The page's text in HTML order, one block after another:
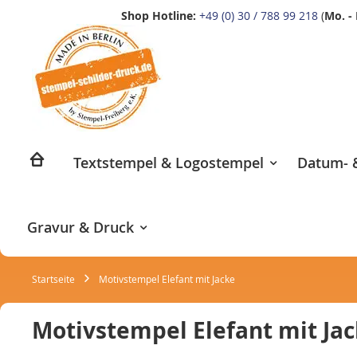
Shop Hotline: +49 (0) 30 / 788 99 218 (Mo. -
springen
Textstempel & Logostempel Datum-
Gravur & Druck
Startseite Motivstempel Elefant mit Jacke
Motivstempel Elefant mit